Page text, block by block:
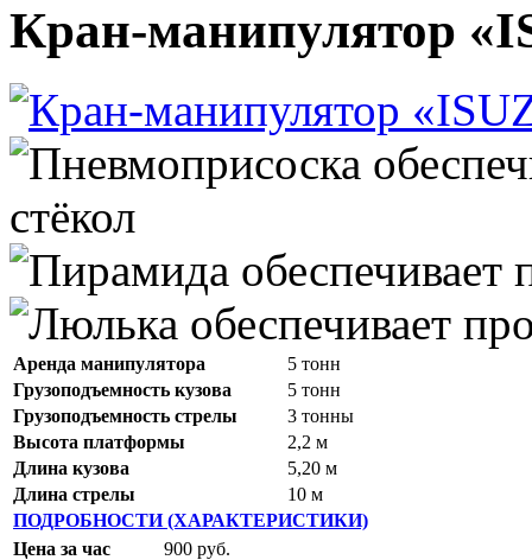
Кран-манипулятор
Аренда манипулятора
5 тонн
Грузоподъемность кузова
5 тонн
Грузоподъемность стрелы
3 тонны
Высота платформы
2,2 м
Длина кузова
5,20 м
Длина стрелы
10 м
ПОДРОБНОСТИ (ХАРАКТЕРИСТИКИ)
Цена за час
900 руб.